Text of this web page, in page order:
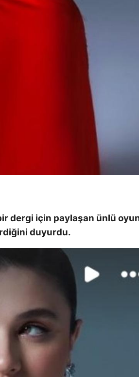
dergi için paylaşan ünlü
duyurdu.